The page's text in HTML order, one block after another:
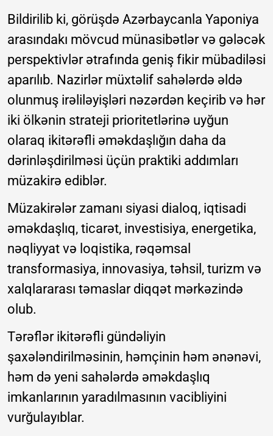
Bildirilib ki, görüşdə Azərbaycanla Yaponiya
arasındakı mövcud münasibətlər və gələcək
perspektivlər ətrafında geniş fikir mübadiləsi
aparılıb. Nazirlər müxtəlif sahələrdə əldə
olunmuş irəliləyişləri nəzərdən keçirib və hər
iki ölkənin strateji prioritetlərinə uyğun
olaraq ikitərəfli əməkdaşlığın daha da
dərinləşdirilməsi üçün praktiki addımları
müzakirə ediblər.
Müzakirələr zamanı siyasi dialoq, iqtisadi
əməkdaşlıq, ticarət, investisiya, energetika,
nəqliyyat və loqistika, rəqəmsal
transformasiya, innovasiya, təhsil, turizm və
xalqlararası təmaslar diqqət mərkəzində
olub.
Tərəflər ikitərəfli gündəliyin
şaxələndirilməsinin, həmçinin həm ənənəvi,
həm də yeni sahələrdə əməkdaşlıq
imkanlarının yaradılmasının vacibliyini
vurğulayıblar.